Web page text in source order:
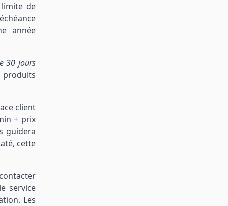
de
année
30 jours
produits
client
+ prix
guidera
cette
service
Les